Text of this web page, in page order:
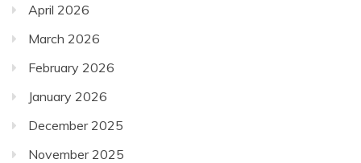
April 2026
March 2026
February 2026
January 2026
December 2025
November 2025